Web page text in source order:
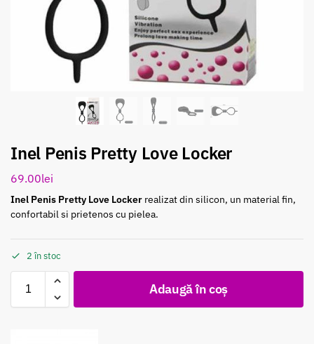
Inel Penis Pretty Love Locker
69.00lei
Inel Penis Pretty Love Locker realizat din silicon, un material fin,
confortabil si prietenos cu pielea.
2 în stoc
Adaugă în coș